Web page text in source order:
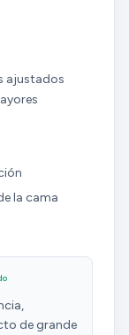
ajustados
la cama
de grande